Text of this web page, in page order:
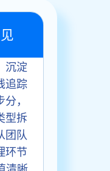
沉淀
追踪
，
型拆
团队
环节